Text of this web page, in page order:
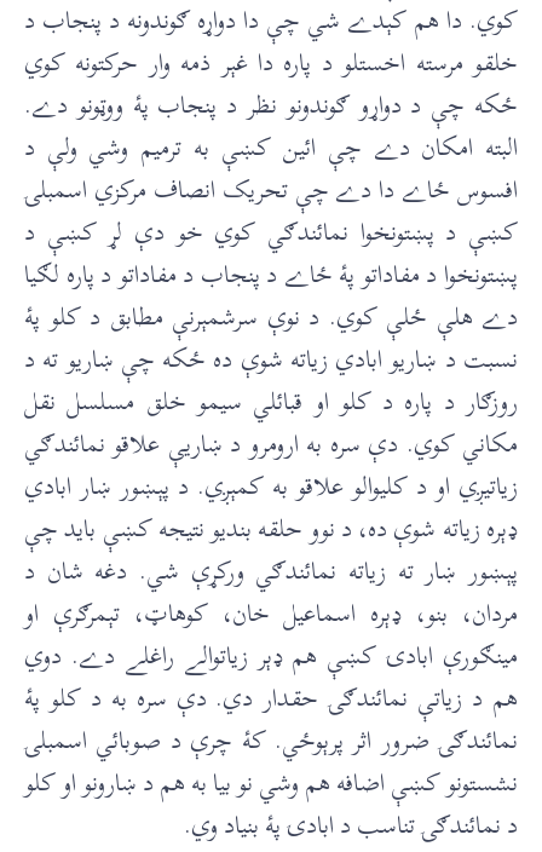
کوي. دا هم کېدے شي چې دا دواړه ګوندونه د پنجاب د
خلقو مرسته اخستلو د پاره دا غېر ذمه وار حرکتونه کوي
ځکه چې د دواړو ګوندونو نظر د پنجاب پۀ ووټونو دے.
البته امکان دے چې ائين کښې به ترميم وشي ولې د
افسوس ځاے دا دے چې تحريک انصاف مرکزي اسمبلۍ
کښې د پښتونخوا نمائندګي کوي خو دې لړ کښې د
پښتونخوا د مفاداتو پۀ ځاے د پنجاب د مفاداتو د پاره لګيا
دے هلې ځلې کوي. د نوې سرشمېرنې مطابق د کلو پۀ
نسبت د ښاريو ابادي زياته شوې ده ځکه چې ښاريو ته د
روزګار د پاره د کلو او قبائلي سيمو خلق مسلسل نقل
مکاني کوي. دې سره به ارومرو د ښاريې علاقو نمائندګي
زياتيږي او د کليوالو علاقو به کمېږي. د پېښور ښار ابادي
ډېره زياته شوې ده، د نوو حلقه بنديو نتيجه کښې بايد چې
پېښور ښار ته زياته نمائندګي ورکړې شي. دغه شان د
مردان، بنو، ډېره اسماعيل خان، کوهاټ، تېمرګرې او
مينګورې ابادۍ کښې هم ډېر زياتوالے راغلے دے. دوي
هم د زياتې نمائندګۍ حقدار دي. دې سره به د کلو پۀ
نمائندګۍ ضرور اثر پرېوځي. کۀ چرې د صوبائي اسمبلۍ
نشستونو کښې اضافه هم وشي نو بيا به هم د ښارونو او کلو
د نمائندګۍ تناسب د ابادۍ پۀ بنياد وي.